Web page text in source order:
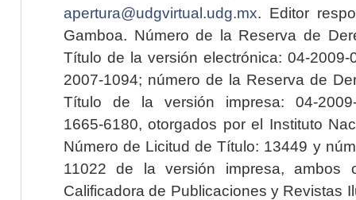
apertura@udgvirtual.udg.mx. Editor
Gamboa. Número de la Reserva de
Título de la versión electrónica: 04-2009-
2007-1094; número de la Reserva de
Título de la versión impresa: 04-2009-
1665-6180, otorgados por el Instituto
Número de Licitud de Título: 13449 y
11022 de la versión impresa, ambos
Calificadora de Publicaciones y Revistas